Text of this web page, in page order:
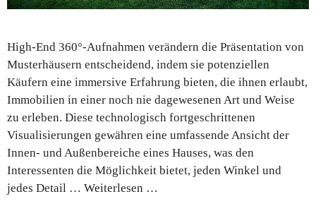
High-End 360°-Aufnahmen verändern die Präsentation von
Musterhäusern entscheidend, indem sie potenziellen
Käufern eine immersive Erfahrung bieten, die ihnen erlaubt,
Immobilien in einer noch nie dagewesenen Art und Weise
zu erleben. Diese technologisch fortgeschrittenen
Visualisierungen gewähren eine umfassende Ansicht der
Innen- und Außenbereiche eines Hauses, was den
Interessenten die Möglichkeit bietet, jeden Winkel und
jedes Detail … Weiterlesen …